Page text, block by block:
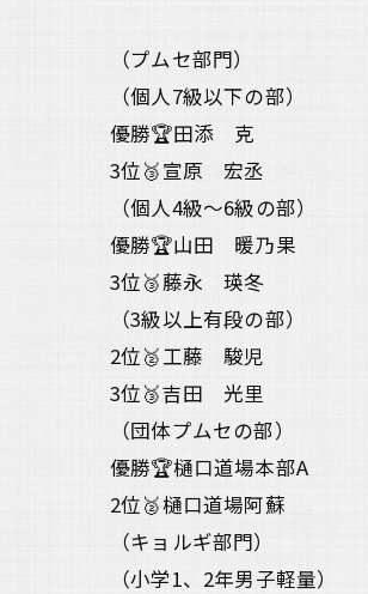
（プムセ部門）
（個人7級以下の部）
優勝🏆田添 克
3位🥉宣原 宏丞
（個人4級〜6級の部）
優勝🏆山田 暖乃果
3位🥉藤永 瑛冬
（3級以上有段の部）
2位🥈工藤 駿児
3位🥉吉田 光里
（団体プムセの部）
優勝🏆樋口道場本部A
2位🥈樋口道場阿蘇
（キョルギ部門）
（小学1、2年男子軽量）